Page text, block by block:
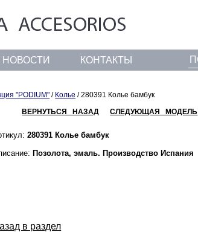
НОВОСТИ КОНТАКТЫ
"PODIUM" / Колье / 280391 Колье бамбук
ВЕРНУТЬСЯ НАЗАД
СЛЕДУЮЩАЯ МОДЕЛЬ
280391 Колье бамбук
Позолота, эмаль. Производство Испания
в раздел